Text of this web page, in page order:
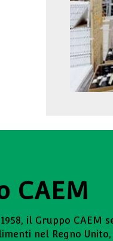
CAEM
il Gruppo CAEM
nel Regno